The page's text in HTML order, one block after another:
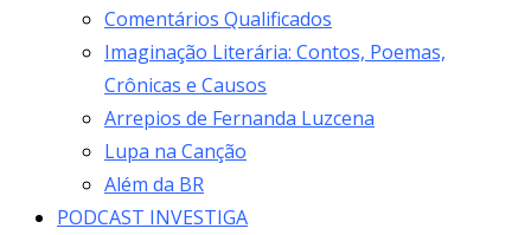
Comentários Qualificados
Imaginação Literária: Contos, Poemas,
Crônicas e Causos
Arrepios de Fernanda Luzcena
Lupa na Canção
Além da BR
PODCAST INVESTIGA